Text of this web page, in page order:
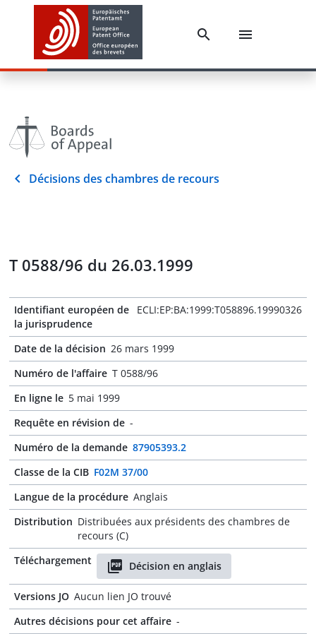
Décisions des chambres de recours
T 0588/96 du 26.03.1999
Identifiant européen de
la jurisprudence
ECLI:EP:BA:1999:T058896.19990326
Date de la décision 26 mars 1999
Numéro de l'affaire T 0588/96
En ligne le 5 mai 1999
Requête en révision de -
Numéro de la demande 87905393.2
Classe de la CIB F02M 37/00
Langue de la procédure Anglais
Distribution Distribuées aux présidents des chambres de
recours (C)
Téléchargement
Décision en anglais
Versions JO Aucun lien JO trouvé
Autres décisions pour cet affaire -